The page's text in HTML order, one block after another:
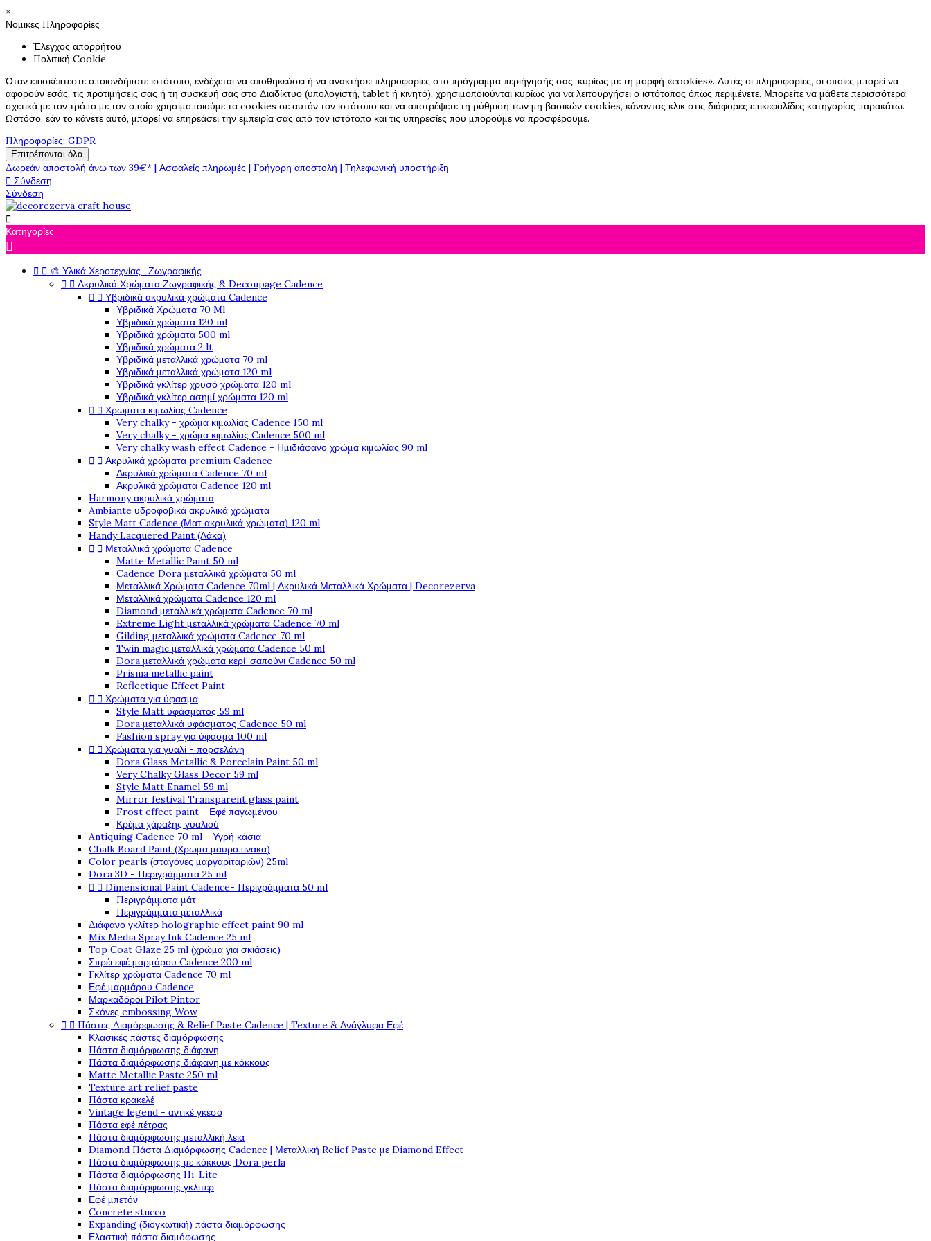
×
Νομικές Πληροφορίες
Έλεγχος απορρήτου
Πολιτική Cookie
Όταν επισκέπτεστε οποιονδήποτε ιστότοπο, ενδέχεται να αποθηκεύσει ή να ανακτήσει πληροφορίες στο πρόγραμμα περιήγησής σας, κυρίως με τη μορφή «cookies». Αυτές οι πληροφορίες, οι οποίες μπορεί να
αφορούν εσάς, τις προτιμήσεις σας ή τη συσκευή σας στο Διαδίκτυο (υπολογιστή, tablet ή κινητό), χρησιμοποιούνται κυρίως για να λειτουργήσει ο ιστότοπος όπως περιμένετε. Μπορείτε να μάθετε περισσότερα
σχετικά με τον τρόπο με τον οποίο χρησιμοποιούμε τα cookies σε αυτόν τον ιστότοπο και να αποτρέψετε τη ρύθμιση των μη βασικών cookies, κάνοντας κλικ στις διάφορες επικεφαλίδες κατηγορίας παρακάτω.
Ωστόσο, εάν το κάνετε αυτό, μπορεί να επηρεάσει την εμπειρία σας από τον ιστότοπο και τις υπηρεσίες που μπορούμε να προσφέρουμε.
Πληροφορίες: GDPR
Επιτρέπονται όλα
Δωρεάν αποστολή άνω των 39€* | Ασφαλείς πληρωμές | Γρήγορη αποστολή | Τηλεφωνική υποστήριξη
 Σύνδεση
Σύνδεση

Κατηγορίες

  🎨 Υλικά Χεροτεχνίας- Ζωγραφικής
  Ακρυλικά Χρώματα Ζωγραφικής & Decoupage Cadence
  Υβριδικά ακρυλικά χρώματα Cadence
Υβριδικά Χρώματα 70 Ml
Υβριδικά χρώματα 120 ml
Υβριδικά χρώματα 500 ml
Υβριδικά χρώματα 2 lt
Υβριδικά μεταλλικά χρώματα 70 ml
Υβριδικά μεταλλικά χρώματα 120 ml
Υβριδικά γκλίτερ χρυσό χρώματα 120 ml
Υβριδικά γκλίτερ ασημί χρώματα 120 ml
  Χρώματα κιμωλίας Cadence
Very chalky - χρώμα κιμωλίας Cadence 150 ml
Very chalky - χρώμα κιμωλίας Cadence 500 ml
Very chalky wash effect Cadence - Ημιδιάφανο χρώμα κιμωλίας 90 ml
  Ακρυλικά χρώματα premium Cadence
Ακρυλικά χρώματα Cadence 70 ml
Ακρυλικά χρώματα Cadence 120 ml
Harmony ακρυλικά χρώματα
Ambiante υδροφοβικά ακρυλικά χρώματα
Style Matt Cadence (Ματ ακρυλικά χρώματα) 120 ml
Handy Lacquered Paint (Λάκα)
  Μεταλλικά χρώματα Cadence
Matte Metallic Paint 50 ml
Cadence Dora μεταλλικά χρώματα 50 ml
Μεταλλικά Χρώματα Cadence 70ml | Ακρυλικά Μεταλλικά Χρώματα | Decorezerva
Μεταλλικά χρώματα Cadence 120 ml
Diamond μεταλλικά χρώματα Cadence 70 ml
Extreme Light μεταλλικά χρώματα Cadence 70 ml
Gilding μεταλλικά χρώματα Cadence 70 ml
Twin magic μεταλλικά χρώματα Cadence 50 ml
Dora μεταλλικά χρώματα κερί-σαπούνι Cadence 50 ml
Prisma metallic paint
Reflectique Effect Paint
  Χρώματα για ύφασμα
Style Matt υφάσματος 59 ml
Dora μεταλλικά υφάσματος Cadence 50 ml
Fashion spray για ύφασμα 100 ml
  Χρώματα για γυαλί - πορσελάνη
Dora Glass Metallic & Porcelain Paint 50 ml
Very Chalky Glass Decor 59 ml
Style Matt Enamel 59 ml
Mirror festival Transparent glass paint
Frost effect paint - Εφέ παγωμένου
Κρέμα χάραξης γυαλιού
Antiquing Cadence 70 ml - Υγρή κάσια
Chalk Board Paint (Χρώμα μαυροπίνακα)
Color pearls (σταγόνες μαργαριταριών) 25ml
Dora 3D - Περιγράμματα 25 ml
  Dimensional Paint Cadence- Περιγράμματα 50 ml
Περιγράμματα μάτ
Περιγράμματα μεταλλικά
Διάφανο γκλίτερ holographic effect paint 90 ml
Mix Media Spray Ink Cadence 25 ml
Top Coat Glaze 25 ml (χρώμα για σκιάσεις)
Σπρέι εφέ μαρμάρου Cadence 200 ml
Γκλίτερ χρώματα Cadence 70 ml
Εφέ μαρμάρου Cadence
Μαρκαδόροι Pilot Pintor
Σκόνες embossing Wow
  Πάστες Διαμόρφωσης & Relief Paste Cadence | Texture & Ανάγλυφα Εφέ
Κλασικές πάστες διαμόρφωσης
Πάστα διαμόρφωσης διάφανη
Πάστα διαμόρφωσης διάφανη με κόκκους
Matte Metallic Paste 250 ml
Texture art relief paste
Πάστα κρακελέ
Vintage legend - αντικέ γκέσο
Πάστα εφέ πέτρας
Πάστα διαμόρφωσης μεταλλική λεία
Diamond Πάστα Διαμόρφωσης Cadence | Μεταλλική Relief Paste με Diamond Effect
Πάστα διαμόρφωσης με κόκκους Dora perla
Πάστα διαμόρφωσης Hi-Lite
Πάστα διαμόρφωσης γκλίτερ
Εφέ μπετόν
Concrete stucco
Expanding (διογκωτική) πάστα διαμόρφωσης
Ελαστική πάστα διαμόφωσης